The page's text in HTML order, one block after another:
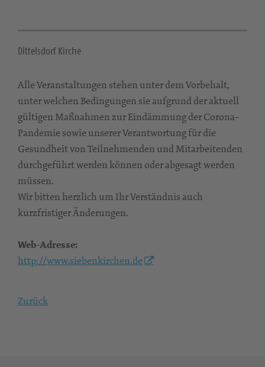
Dittelsdorf Kirche
Alle Veranstaltungen stehen unter dem Vorbehalt,
unter welchen Bedingungen sie aufgrund der aktuell
gültigen Maßnahmen zur Eindämmung der Corona-
Pandemie sowie unserer Verantwortung für die
Gesundheit von Teilnehmenden und Mitarbeitenden
durchgeführt werden können oder abgesagt werden
müssen.
Wir bitten herzlich um Ihr Verständnis auch
kurzfristiger Änderungen.
Web-Adresse:
http://www.siebenkirchen.de
Zurück